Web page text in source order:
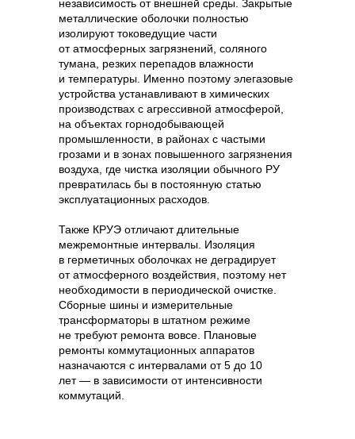
независимость от внешней среды. Закрытые
металлические оболочки полностью
изолируют токоведущие части
от атмосферных загрязнений, соляного
тумана, резких перепадов влажности
и температуры. Именно поэтому элегазовые
устройства устанавливают в химических
производствах с агрессивной атмосферой,
на объектах горнодобывающей
промышленности, в районах с частыми
грозами и в зонах повышенного загрязнения
воздуха, где чистка изоляции обычного РУ
превратилась бы в постоянную статью
эксплуатационных расходов.
Также КРУЭ отличают длительные
межремонтные интервалы. Изоляция
в герметичных оболочках не деградирует
от атмосферного воздействия, поэтому нет
необходимости в периодической очистке.
Сборные шины и измерительные
трансформаторы в штатном режиме
не требуют ремонта вовсе. Плановые
ремонты коммутационных аппаратов
назначаются с интервалами от 5 до 10
лет — в зависимости от интенсивности
коммутаций.